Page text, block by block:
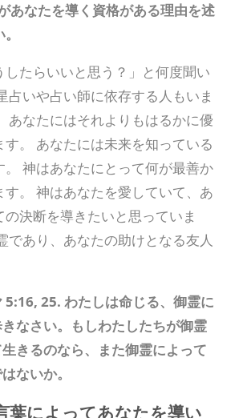
あなたを導く資格がある理由を述
したらいいと思う？」と何度聞い
占いや占い師に依存する人もいま
あなたにはそれよりもはるかに優
す。 あなたには未来を知っている
。 神はあなたにとって何が最善か
す。 神はあなたを愛していて、あ
の決断を導きたいと思っていま
であり、あなたの助けとなる友人
5:16, 25. わたしは命じる、御霊に
なさい。もしわたしたちが御霊
きるのなら、また御霊によって
ないか。
葉によってあなたを導い